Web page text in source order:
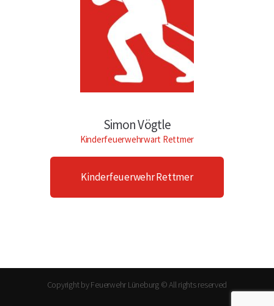
Simon Vögtle
Kinderfeuerwehrwart Rettmer
Kinderfeuerwehr Rettmer
Copyright by Feuerwehr Lüneburg © All rights reserved